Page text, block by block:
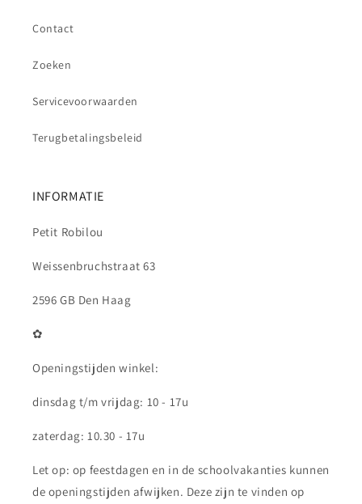
Contact
Zoeken
Servicevoorwaarden
Terugbetalingsbeleid
INFORMATIE
Petit Robilou
Weissenbruchstraat 63
2596 GB Den Haag
✿
Openingstijden winkel:
dinsdag t/m vrijdag: 10 - 17u
zaterdag: 10.30 - 17u
Let op: op feestdagen en in de schoolvakanties kunnen
de openingstijden afwijken. Deze zijn te vinden op